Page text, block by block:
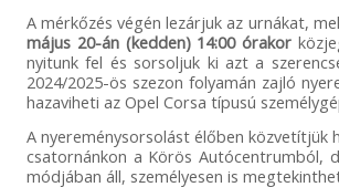
A mérkőzés végén lezárjuk az urnákat,
május 20-án (kedden) 14:00 órakor
nyitunk fel és sorsoljuk ki azt a
2024/2025-ös szezon folyamán zajló
hazaviheti az Opel Corsa típusú
A nyereménysorsolást élőben közvetítjük
csatornánkon a Körös Autócentrumból,
módjában áll, személyesen is